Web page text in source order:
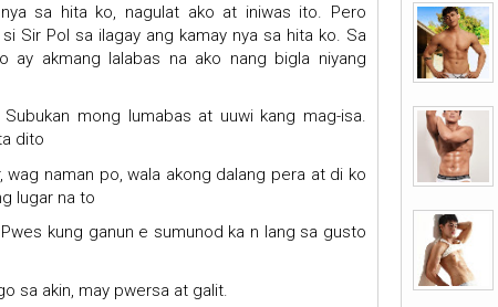
sa hita ko, nagulat ako at iniwas ito. Pero
Sir Pol sa ilagay ang kamay nya sa hita ko. Sa
ay akmang lalabas na ako nang bigla niyang
Subukan mong lumabas at uuwi kang mag-isa.
dito
wag naman po, wala akong dalang pera at di ko
lugar na to
Pwes kung ganun e sumunod ka n lang sa gusto
sa akin, may pwersa at galit.